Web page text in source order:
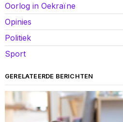
Oorlog in Oekraïne
Opinies
Politiek
Sport
GERELATEERDE BERICHTEN